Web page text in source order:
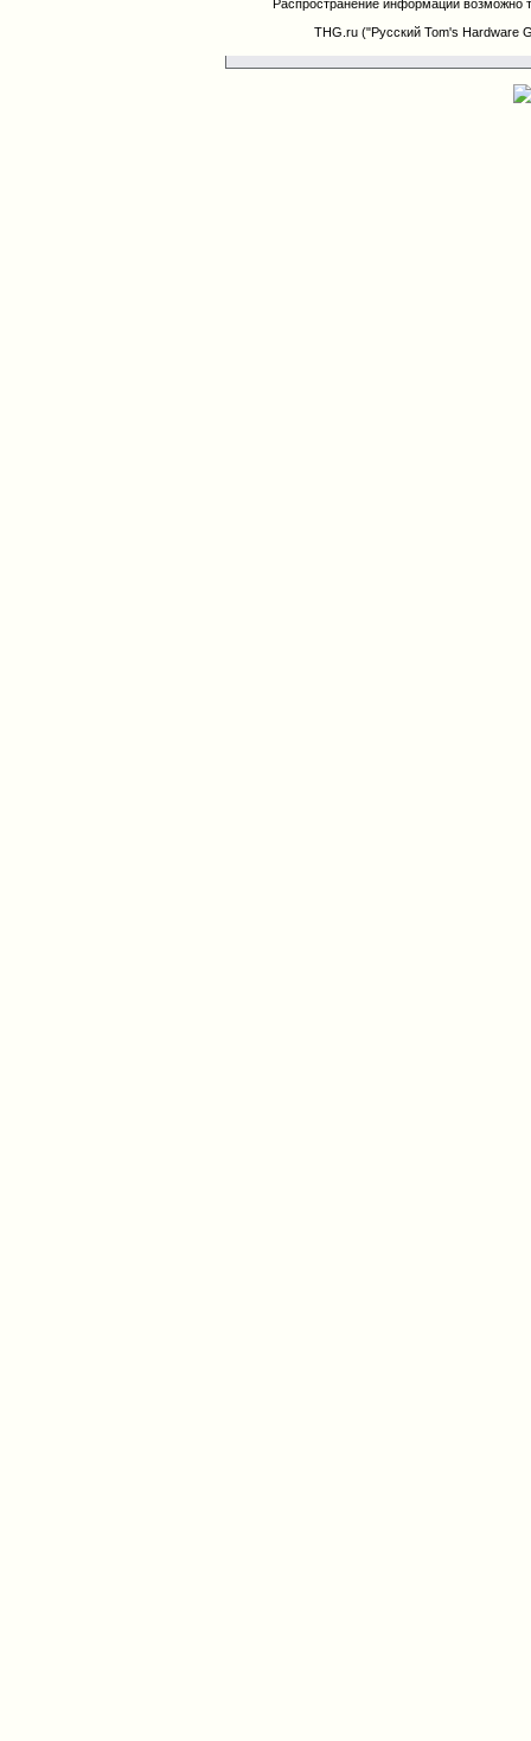
Распространение информации возможно
THG.ru ("Русский Tom's Hardware